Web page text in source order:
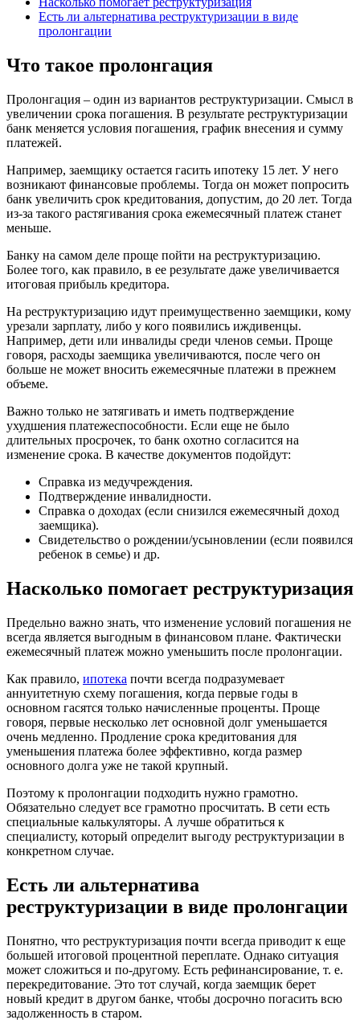
Есть ли альтернатива реструктуризации в виде
пролонгации
Что такое пролонгация
Пролонгация – один из вариантов реструктуризации. Смысл в
увеличении срока погашения. В результате реструктуризации
банк меняется условия погашения, график внесения и сумму
платежей.
Например, заемщику остается гасить ипотеку 15 лет. У него
возникают финансовые проблемы. Тогда он может попросить
банк увеличить срок кредитования, допустим, до 20 лет. Тогда
из-за такого растягивания срока ежемесячный платеж станет
меньше.
Банку на самом деле проще пойти на реструктуризацию.
Более того, как правило, в ее результате даже увеличивается
итоговая прибыль кредитора.
На реструктуризацию идут преимущественно заемщики, кому
урезали зарплату, либо у кого появились иждивенцы.
Например, дети или инвалиды среди членов семьи. Проще
говоря, расходы заемщика увеличиваются, после чего он
больше не может вносить ежемесячные платежи в прежнем
объеме.
Важно только не затягивать и иметь подтверждение
ухудшения платежеспособности. Если еще не было
длительных просрочек, то банк охотно согласится на
изменение срока. В качестве документов подойдут:
Справка из медучреждения.
Подтверждение инвалидности.
Справка о доходах (если снизился ежемесячный доход
заемщика).
Свидетельство о рождении/усыновлении (если появился
ребенок в семье) и др.
Насколько помогает реструктуризация
Предельно важно знать, что изменение условий погашения не
всегда является выгодным в финансовом плане. Фактически
ежемесячный платеж можно уменьшить после пролонгации.
Как правило, ипотека почти всегда подразумевает
аннуитетную схему погашения, когда первые годы в
основном гасятся только начисленные проценты. Проще
говоря, первые несколько лет основной долг уменьшается
очень медленно. Продление срока кредитования для
уменьшения платежа более эффективно, когда размер
основного долга уже не такой крупный.
Поэтому к пролонгации подходить нужно грамотно.
Обязательно следует все грамотно просчитать. В сети есть
специальные калькуляторы. А лучше обратиться к
специалисту, который определит выгоду реструктуризации в
конкретном случае.
Есть ли альтернатива
реструктуризации в виде пролонгации
Понятно, что реструктуризация почти всегда приводит к еще
большей итоговой процентной переплате. Однако ситуация
может сложиться и по-другому. Есть рефинансирование, т. е.
перекредитование. Это тот случай, когда заемщик берет
новый кредит в другом банке, чтобы досрочно погасить всю
задолженность в старом.